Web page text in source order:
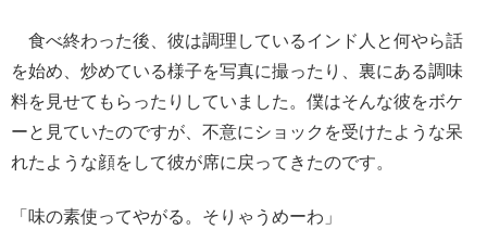
食べ終わった後、彼は調理しているインド人と何やら話
を始め、炒めている様子を写真に撮ったり、裏にある調味
料を見せてもらったりしていました。僕はそんな彼をボケ
ーと見ていたのですが、不意にショックを受けたような呆
れたような顔をして彼が席に戻ってきたのです。
「味の素使ってやがる。そりゃうめーわ」